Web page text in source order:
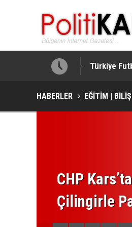
Türkiye
HABERLER EĞİTİM |
CHP
Çilingirle